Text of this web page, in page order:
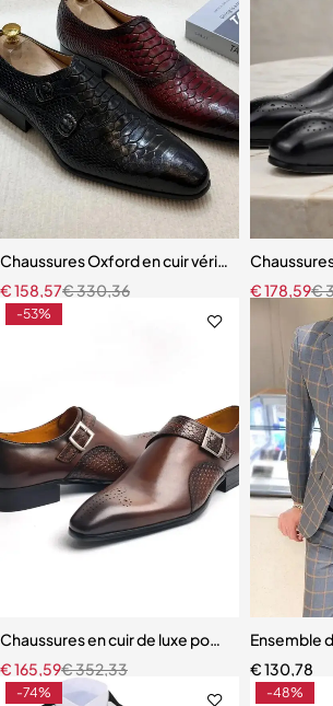
Chaussures Oxford en cuir véritable pour
€330,36
€158,57
€
€178,59
-53%
Chaussures en cuir de luxe pour hommes,
€352,33
€165,59
Ensemble
€130,78
-74% -48%